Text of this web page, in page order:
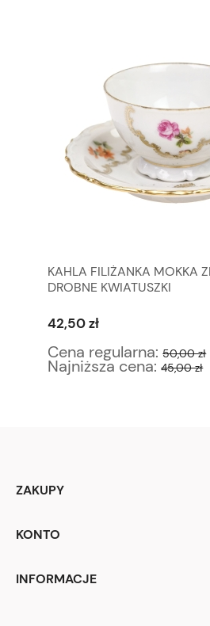
KAHLA FILIŻANKA MOKKA
DROBNE KWIATUSZKI
42,50 zł
Cena regularna: 50,00 zł
Najniższa cena: 45,00 zł
ZAKUPY
KONTO
INFORMACJE